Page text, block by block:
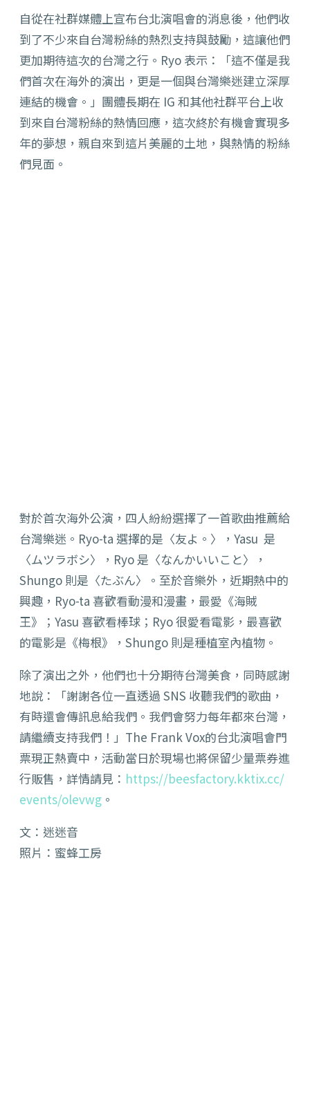
自從在社群媒體上宣布台北演唱會的消息後，他們收
到了不少來自台灣粉絲的熱烈支持與鼓勵，這讓他們
更加期待這次的台灣之行。Ryo 表示：「這不僅是我
們首次在海外的演出，更是一個與台灣樂迷建立深厚
連結的機會。」團體長期在 IG 和其他社群平台上收
到來自台灣粉絲的熱情回應，這次終於有機會實現多
年的夢想，親自來到這片美麗的土地，與熱情的粉絲
們見面。
對於首次海外公演，四人紛紛選擇了一首歌曲推薦給
台灣樂迷。Ryo-ta 選擇的是 〈友よ。 〉，Yasu 是
〈ムツラボシ〉 ，Ryo 是 〈なんかいいこと〉
，
Shungo 則是 〈たぶん〉。至於音樂外，近期熱中的
興趣，Ryo-ta 喜歡看動漫和漫畫，最愛《海賊
王》；Yasu 喜歡看棒球；Ryo 很愛看電影，最喜歡
的電影是《梅根》，Shungo 則是種植室內植物。
除了演出之外，他們也十分期待台灣美食，同時感謝
地說：「謝謝各位一直透過 SNS 收聽我們的歌曲，
有時還會傳訊息給我們。我們會努力每年都來台灣，
請繼續支持我們！」 The Frank Vox的台北演唱會門
票現正熱賣中， 活動當日於現場也將保留少量票券進
行販售，詳情請見： https://beesfactory.kktix.cc/
events/olevwg 。
文：迷迷音
照片：蜜蜂工房